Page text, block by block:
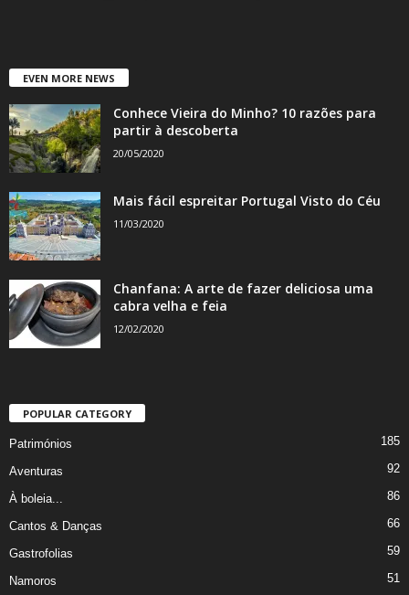
EVEN MORE NEWS
Conhece Vieira do Minho? 10 razões para
partir à descoberta
20/05/2020
Mais fácil espreitar Portugal Visto do Céu
11/03/2020
Chanfana: A arte de fazer deliciosa uma
cabra velha e feia
12/02/2020
POPULAR CATEGORY
Patrimónios 185
Aventuras 92
À boleia... 86
Cantos & Danças 66
Gastrofolias 59
Namoros 51